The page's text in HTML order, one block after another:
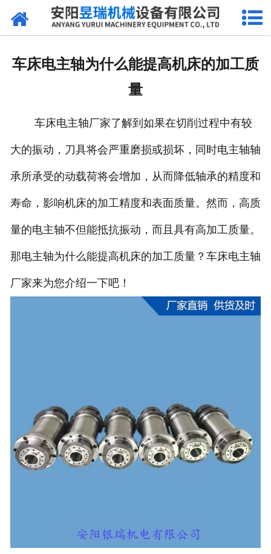
网站首页
联系我们
车床电主轴为什么能提高机床的加工质
量
车床电主轴厂家了解到如果在切削过程中有较
大的振动，刀具将会严重磨损或损坏，同时电主轴轴
承所承受的动载荷将会增加，从而降低轴承的精度和
寿命，影响机床的加工精度和表面质量。然而，高质
量的电主轴不但能抵抗振动，而且具有高加工质量。
那电主轴为什么能提高机床的加工质量？车床电主轴
厂家来为您介绍一下吧！